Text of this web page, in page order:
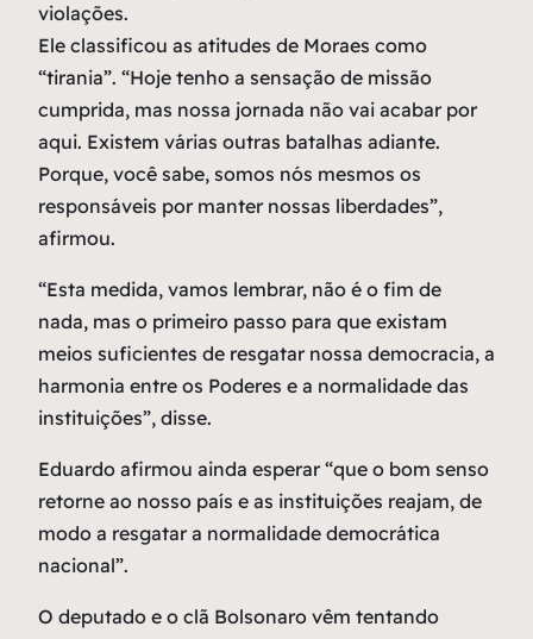
violações.
Ele classificou as atitudes de Moraes como
“tirania”. “Hoje tenho a sensação de missão
cumprida, mas nossa jornada não vai acabar por
aqui. Existem várias outras batalhas adiante.
Porque, você sabe, somos nós mesmos os
responsáveis por manter nossas liberdades”,
afirmou.
“Esta medida, vamos lembrar, não é o fim de
nada, mas o primeiro passo para que existam
meios suficientes de resgatar nossa democracia, a
harmonia entre os Poderes e a normalidade das
instituições”, disse.
Eduardo afirmou ainda esperar “que o bom senso
retorne ao nosso país e as instituições reajam, de
modo a resgatar a normalidade democrática
nacional”.
O deputado e o clã Bolsonaro vêm tentando